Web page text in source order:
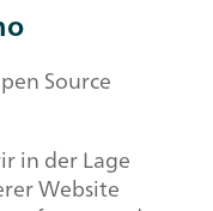
Source
in der Lage
Website